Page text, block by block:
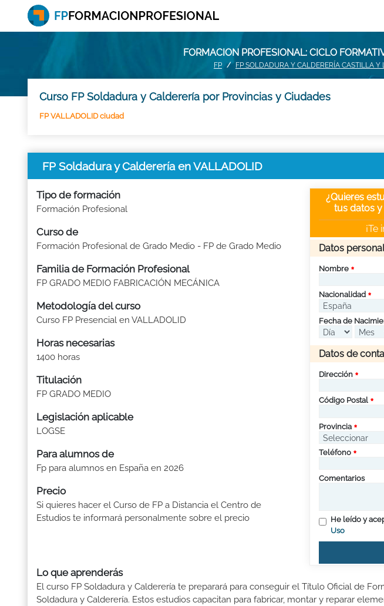
FORMACION PROFESIONAL: CICLO
FP FP SOLDADURA Y CALDERERÍA CASTILLA Y
Curso FP Soldadura y Calderería por Provincias y Ciudades
FP VALLADOLID ciudad
FP Soldadura y Calderería en VALLADOLID
Tipo de formación
Formación Profesional
Curso de
Formación Profesional de Grado Medio - FP de Grado Medio
Familia de Formación Profesional
FP GRADO MEDIO FABRICACIÓN MECÁNICA
Metodología del curso
Curso FP Presencial en VALLADOLID
Horas necesarias
1400 horas
Titulación
FP GRADO MEDIO
Legislación aplicable
LOGSE
Para alumnos de
Fp para alumnos en España en 2026
Precio
Si quieres hacer el Curso de FP a Distancia el Centro de
Estudios te informará personalmente sobre el precio
¿Quieres
tus datos y
Datos
Nombre
Nacionalidad
Fecha de
Datos de
Dirección
Código Postal
Provincia
Teléfono
Comentarios
He leído y
Uso
Lo que aprenderás
El curso FP Soldadura y Calderería te preparará para conseguir el Título Oficial de
Soldadura y Calderería. Estos estudios capacitan para fabricar, montar y reparar